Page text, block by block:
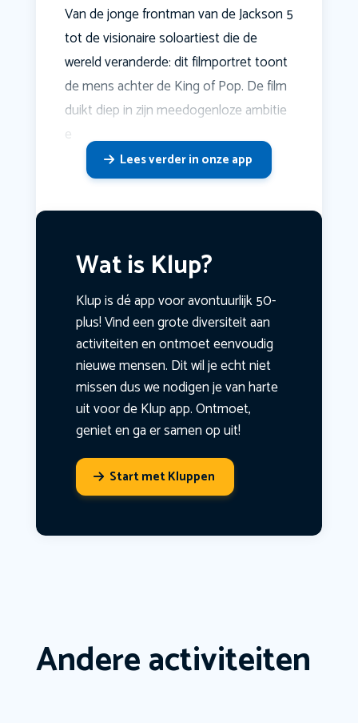
Van de jonge frontman van de Jackson 5
tot de visionaire soloartiest die de
wereld veranderde: dit filmportret toont
de mens achter de King of Pop. De film
duikt diep in zijn meedogenloze ambitie
e
Lees verder in onze app
Wat is Klup?
Klup is dé app voor avontuurlijk 50-
plus! Vind een grote diversiteit aan
activiteiten en ontmoet eenvoudig
nieuwe mensen. Dit wil je echt niet
missen dus we nodigen je van harte
uit voor de Klup app. Ontmoet,
geniet en ga er samen op uit!
Start met Kluppen
Andere activiteiten